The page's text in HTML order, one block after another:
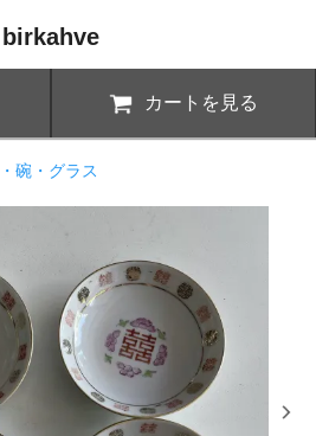
birkahve
カートを見る
碗・グラス